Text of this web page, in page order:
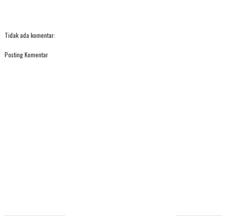
Tidak ada komentar:
Posting Komentar